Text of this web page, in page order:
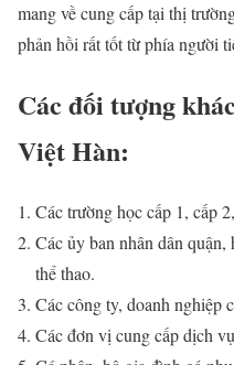
mang về cung cấp tại thị
phản hồi rất tốt từ phía người
Các đối tượng
Việt Hàn:
Các trường học cấp 1, cấp
Các ủy ban nhân dân
thể thao.
Các công ty, doanh nghiệp
Các đơn vị cung cấp dịch